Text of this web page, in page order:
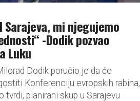
Sarajeva, mi njegujemo
-Dodik pozvao
Luku
Dodik poručio je da će
Konferenciju evropskih rabina,
tvrdi, planirani skup u Sarajevu